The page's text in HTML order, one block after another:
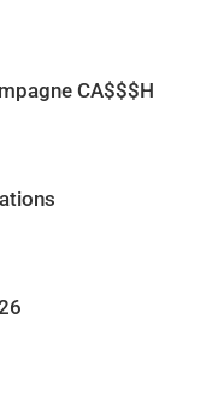
CA$$$H